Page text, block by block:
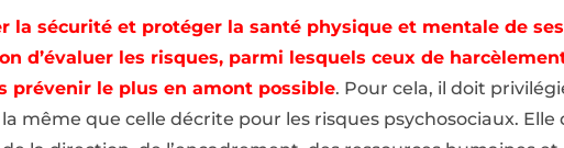
la sécurité et protéger la santé physique et mentale de
d’évaluer les risques, parmi lesquels ceux de
prévenir le plus en amont possible. Pour cela, il doit
même que celle décrite pour les risques psychosociaux. Elle